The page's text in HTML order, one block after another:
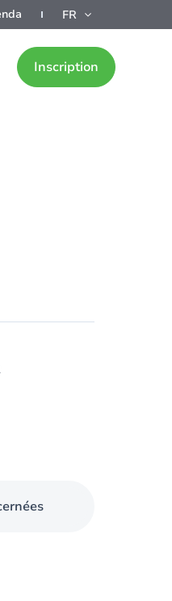
FR
Inscription